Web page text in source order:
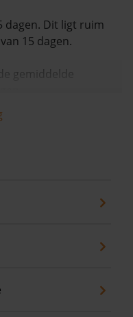
dagen. Dit ligt ruim
15 dagen.
gemiddelde